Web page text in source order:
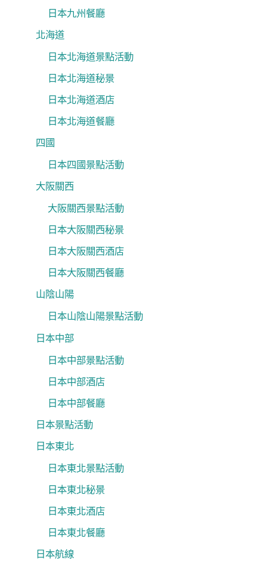
日本九州餐廳
北海道
日本北海道景點活動
日本北海道秘景
日本北海道酒店
日本北海道餐廳
四國
日本四國景點活動
大阪關西
大阪關西景點活動
日本大阪關西秘景
日本大阪關西酒店
日本大阪關西餐廳
山陰山陽
日本山陰山陽景點活動
日本中部
日本中部景點活動
日本中部酒店
日本中部餐廳
日本景點活動
日本東北
日本東北景點活動
日本東北秘景
日本東北酒店
日本東北餐廳
日本航線